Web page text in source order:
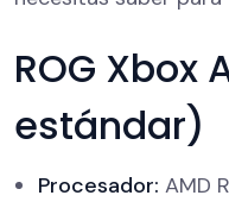
ROG Xbox
estándar)
Procesador: AMD